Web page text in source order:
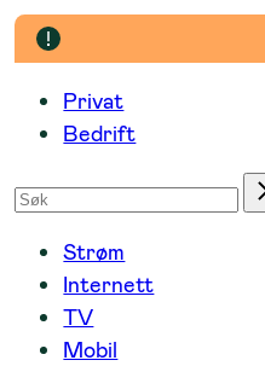
Hopp
til
innholdPrivat
Bedrift
Søk
etter
Strøm
Internett
TV
Mobil